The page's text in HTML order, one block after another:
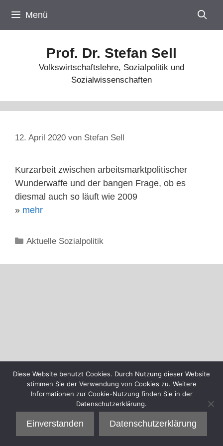
Inhalt
springen
Menü
Prof. Dr. Stefan Sell
Volkswirtschaftslehre, Sozialpolitik und
Sozialwissenschaften
12. April 2020 von Stefan Sell
Kurzarbeit zwischen arbeitsmarktpolitischer
Wunderwaffe und der bangen Frage, ob es
diesmal auch so läuft wie 2009
» mehr
Kategorien
Aktuelle Sozialpolitik
Diese Website benutzt Cookies. Durch Nutzung dieser Website
stimmen Sie der Verwendung von Cookies zu. Weitere
Informationen zur Cookie-Nutzung finden Sie in der
Datenschutzerklärung.
Einverstanden Datenschutzerklärung